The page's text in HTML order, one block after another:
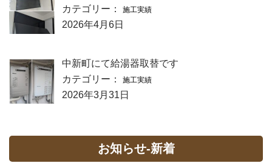
カテゴリー：
施工実績
2026年4月6日
中新町にて給湯器取替です
カテゴリー：
施工実績
2026年3月31日
お知らせ-新着